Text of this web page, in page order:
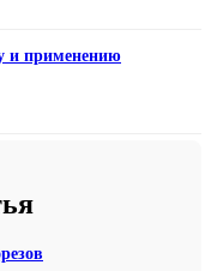
и применению